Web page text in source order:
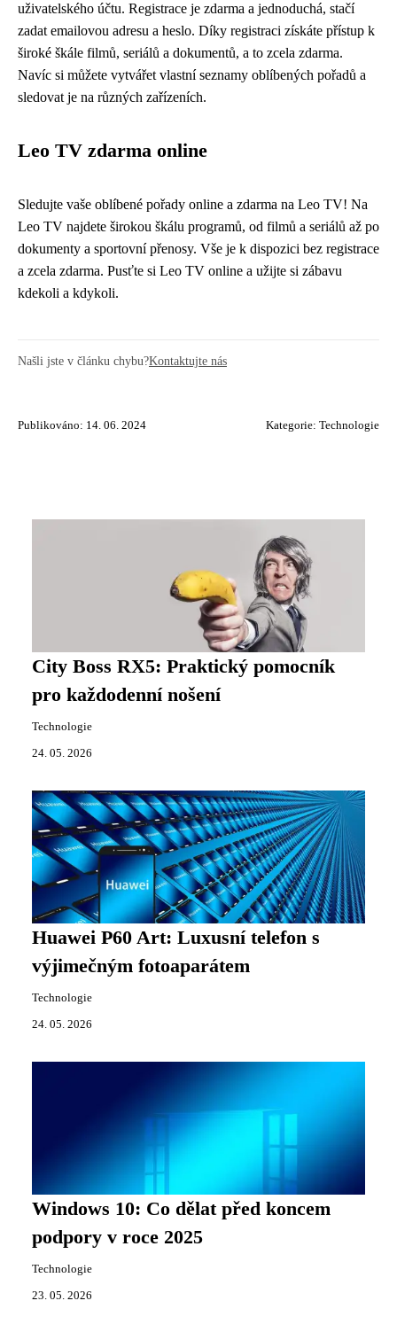
uživatelského účtu. Registrace je zdarma a jednoduchá, stačí
zadat emailovou adresu a heslo. Díky registraci získáte přístup k
široké škále filmů, seriálů a dokumentů, a to zcela zdarma.
Navíc si můžete vytvářet vlastní seznamy oblíbených pořadů a
sledovat je na různých zařízeních.
Leo TV zdarma online
Sledujte vaše oblíbené pořady online a zdarma na Leo TV! Na
Leo TV najdete širokou škálu programů, od filmů a seriálů až po
dokumenty a sportovní přenosy. Vše je k dispozici bez registrace
a zcela zdarma. Pusťte si Leo TV online a užijte si zábavu
kdekoli a kdykoli.
Našli jste v článku chybu?Kontaktujte nás
Publikováno: 14. 06. 2024 Kategorie: Technologie
City Boss RX5: Praktický pomocník
pro každodenní nošení
Technologie
24. 05. 2026
Huawei P60 Art: Luxusní telefon s
výjimečným fotoaparátem
Technologie
24. 05. 2026
Windows 10: Co dělat před koncem
podpory v roce 2025
Technologie
23. 05. 2026